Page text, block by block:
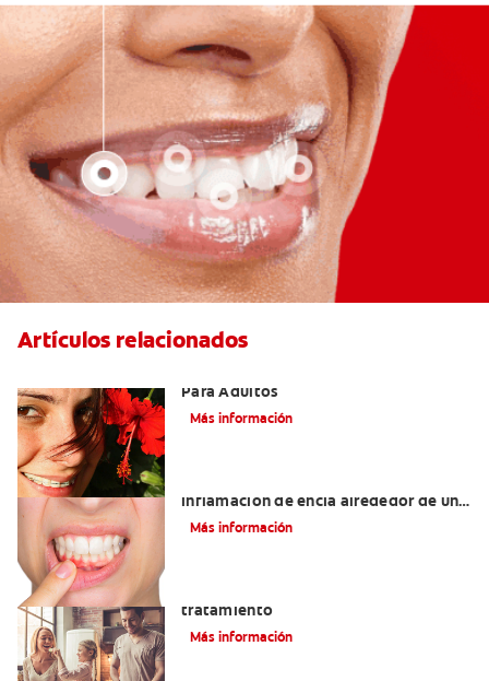
Artículos relacionados
Para Adultos
Más información
inflamación de encía alrededor de un
diente?
Más información
tratamiento
Más información